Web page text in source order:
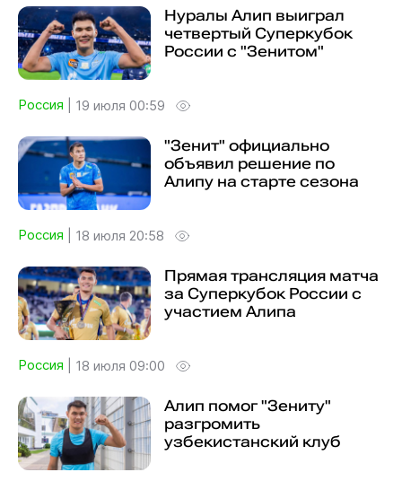
Нуралы Алип выиграл
четвертый Суперкубок
России с "Зенитом"
Россия 19 июля 00:59
"Зенит" официально
объявил решение по
Алипу на старте сезона
Россия 18 июля 20:58
Прямая трансляция матча
за Суперкубок России с
участием Алипа
Россия 18 июля 09:00
Алип помог "Зениту"
разгромить
узбекистанский клуб